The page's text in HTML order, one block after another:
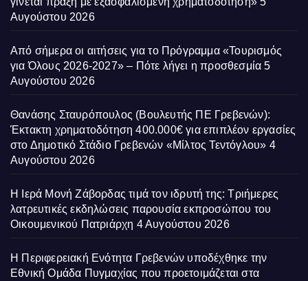
Αυγούστου 2026
Από σήμερα οι αιτήσεις για το Πρόγραμμα «Τουρισμός
για Όλους 2026-2027» – Πότε λήγει η προσθεσμία 5
Αυγούστου 2026
Θανάσης Σταυρόπουλος (Βουλευτής ΠΕ Γρεβενών):
Έκτακτη χρηματοδότηση 400.000€ για επιπλέον εργασίες
στο Δημοτικό Στάδιο Γρεβενών «Μίλτος Τεντόγλου» 4
Αυγούστου 2026
Η Ιερά Μονή Ζάβορδας τιμά τον ιδρυτή της: Τριήμερες
λατρευτικές εκδηλώσεις παρουσία εκπροσώπου του
Οικουμενικού Πατριάρχη 4 Αυγούστου 2026
Η Περιφερειακή Ενότητα Γρεβενών υποδέχθηκε την
Εθνική Ομάδα Πυγμαχίας που προετοιμάζεται στα